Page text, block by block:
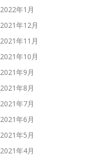
2022年1月
2021年12月
2021年11月
2021年10月
2021年9月
2021年8月
2021年7月
2021年6月
2021年5月
2021年4月